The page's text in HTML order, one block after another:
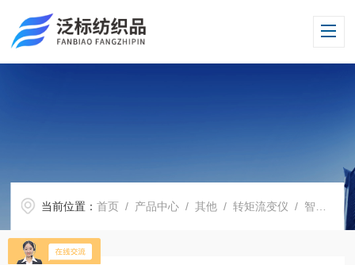
当前位置：首页 / 产品中心 /其他 /转矩流变仪 / 智能毛细管流变仪 塑料剪切速率测定仪